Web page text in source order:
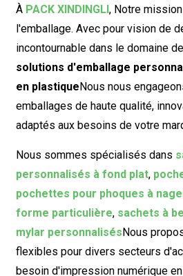
À PACK XINDINGLI, Notre
l'emballage. Avec pour vision de
incontournable dans le domaine
solutions d'emballage
en plastiqueNous nous
emballages de haute qualité,
adaptés aux besoins de votre
Nous sommes spécialisés dans
personnalisés à fond plat,
pochettes pour phoques à
forme particulière, sachets à
mylar personnalisésNous
flexibles pour divers secteurs
besoin d'impression numérique